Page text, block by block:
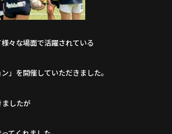
々な場面で活躍されている
」を開催していただきました。
したが